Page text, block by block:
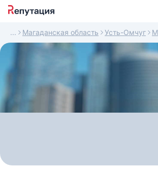
Магаданская область Усть-Омчуг